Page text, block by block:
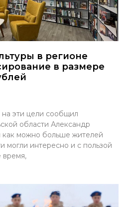
в регионе
в размере
эти цели сообщил
области Александр
можно больше жителей
могли интересно и с пользой
время,